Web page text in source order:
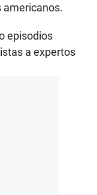
americanos.
episodios
a expertos